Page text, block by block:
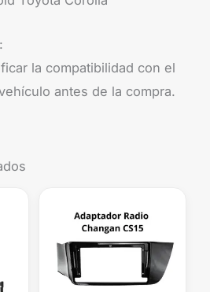
la compatibilidad con el
antes de la compra.
$29.990.